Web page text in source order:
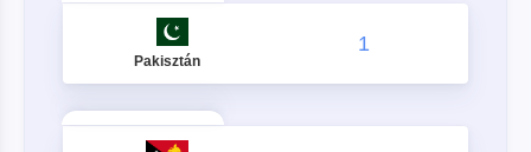
Pakisztán
1